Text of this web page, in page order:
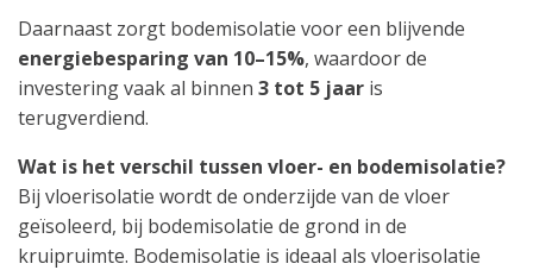
Daarnaast zorgt bodemisolatie voor een blijvende
energiebesparing van 10–15%, waardoor de
investering vaak al binnen 3 tot 5 jaar is
terugverdiend.
Wat is het verschil tussen vloer- en bodemisolatie?
Bij vloerisolatie wordt de onderzijde van de vloer
geïsoleerd, bij bodemisolatie de grond in de
kruipruimte. Bodemisolatie is ideaal als vloerisolatie